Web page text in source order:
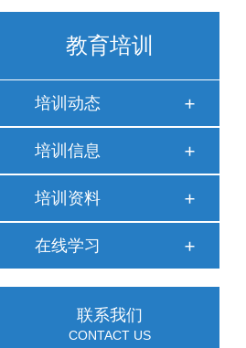
教育培训
培训动态
培训信息
培训资料
在线学习
联系我们
CONTACT US